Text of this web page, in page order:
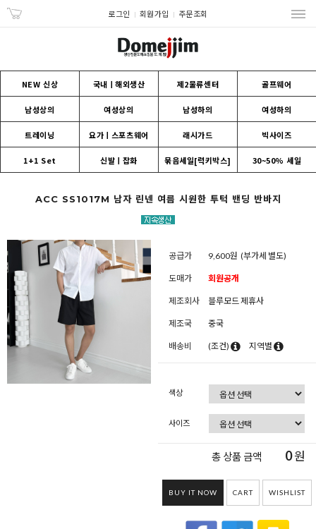
로그인 회원가입 주문조회
NEW 신상 국내ㅣ해외생산 제2물류센터 골프웨어
남성상의 여성상의 남성하의 여성하의
트레이닝 요가ㅣ스포츠웨어 래시가드 빅사이즈
1+1 Set 신발ㅣ잡화 묶음세일[럭키박스] 30~50% 세일
ACC SS1017M 남자 린넨 여름 시원한 투턱 밴딩 반바지
공급가 9,600원 (부가세 별도)
도매가 회원공개
제조회사 블루모드 제휴사
제조국 중국
배송비 (조건) 지역별
색상
사이즈
총 상품 금액 0원
BUY IT NOW CART WISHLIST